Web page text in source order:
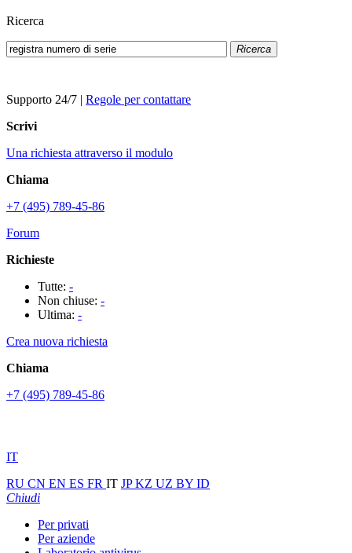
Ricerca
Ricerca
Supporto 24/7 | Regole per contattare
Scrivi
Una richiesta attraverso il modulo
Chiama
+7 (495) 789-45-86
Forum
Richieste
Tutte: -
Non chiuse: -
Ultima: -
Crea nuova richiesta
Chiama
+7 (495) 789-45-86
IT
RU CN EN ES FR IT JPKZ UZ BY ID
Chiudi
Per privati
Per aziende